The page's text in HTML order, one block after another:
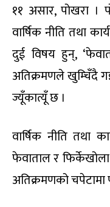
११ असार, पोखरा ।
वार्षिक नीति तथा
दुई विषय हुन्,
अतिक्रमणले खुम्चिँदै
ज्यूँकात्यूँ छ ।
वार्षिक नीति तथा
फेवाताल र
अतिक्रमणको